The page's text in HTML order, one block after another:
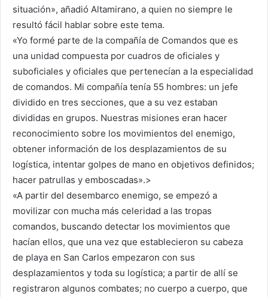
situación», añadió Altamirano, a quien no siempre le
resultó fácil hablar sobre este tema.
«Yo formé parte de la compañía de Comandos que es
una unidad compuesta por cuadros de oficiales y
suboficiales y oficiales que pertenecían a la especialidad
de comandos. Mi compañía tenía 55 hombres: un jefe
dividido en tres secciones, que a su vez estaban
divididas en grupos. Nuestras misiones eran hacer
reconocimiento sobre los movimientos del enemigo,
obtener información de los desplazamientos de su
logística, intentar golpes de mano en objetivos definidos;
hacer patrullas y emboscadas».>
«A partir del desembarco enemigo, se empezó a
movilizar con mucha más celeridad a las tropas
comandos, buscando detectar los movimientos que
hacían ellos, que una vez que establecieron su cabeza
de playa en San Carlos empezaron con sus
desplazamientos y toda su logística; a partir de allí se
registraron algunos combates; no cuerpo a cuerpo, que